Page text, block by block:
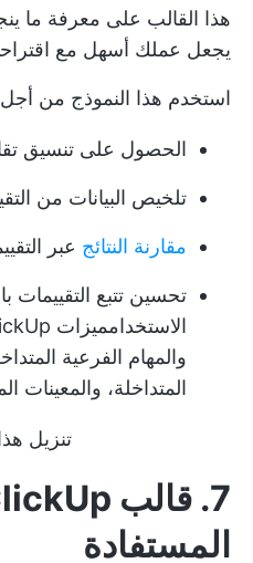
هذا القالب على معرفة ما
يجعل عملك أسهل مع
استخدم هذا النموذج من
الحصول على تنسيق
تلخيص البيانات من
مقارنة النتائج عبر
تحسين تتبع التقييمات
الاستخدامميزات ClickUp
والمهام الفرعية
المتداخلة، والمعينات
تنزيل
المستفادة